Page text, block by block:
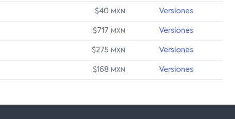
$40 MXN Versiones
$717 MXN Versiones
$275 MXN Versiones
$168 MXN Versiones